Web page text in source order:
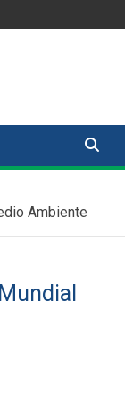
Ambiente